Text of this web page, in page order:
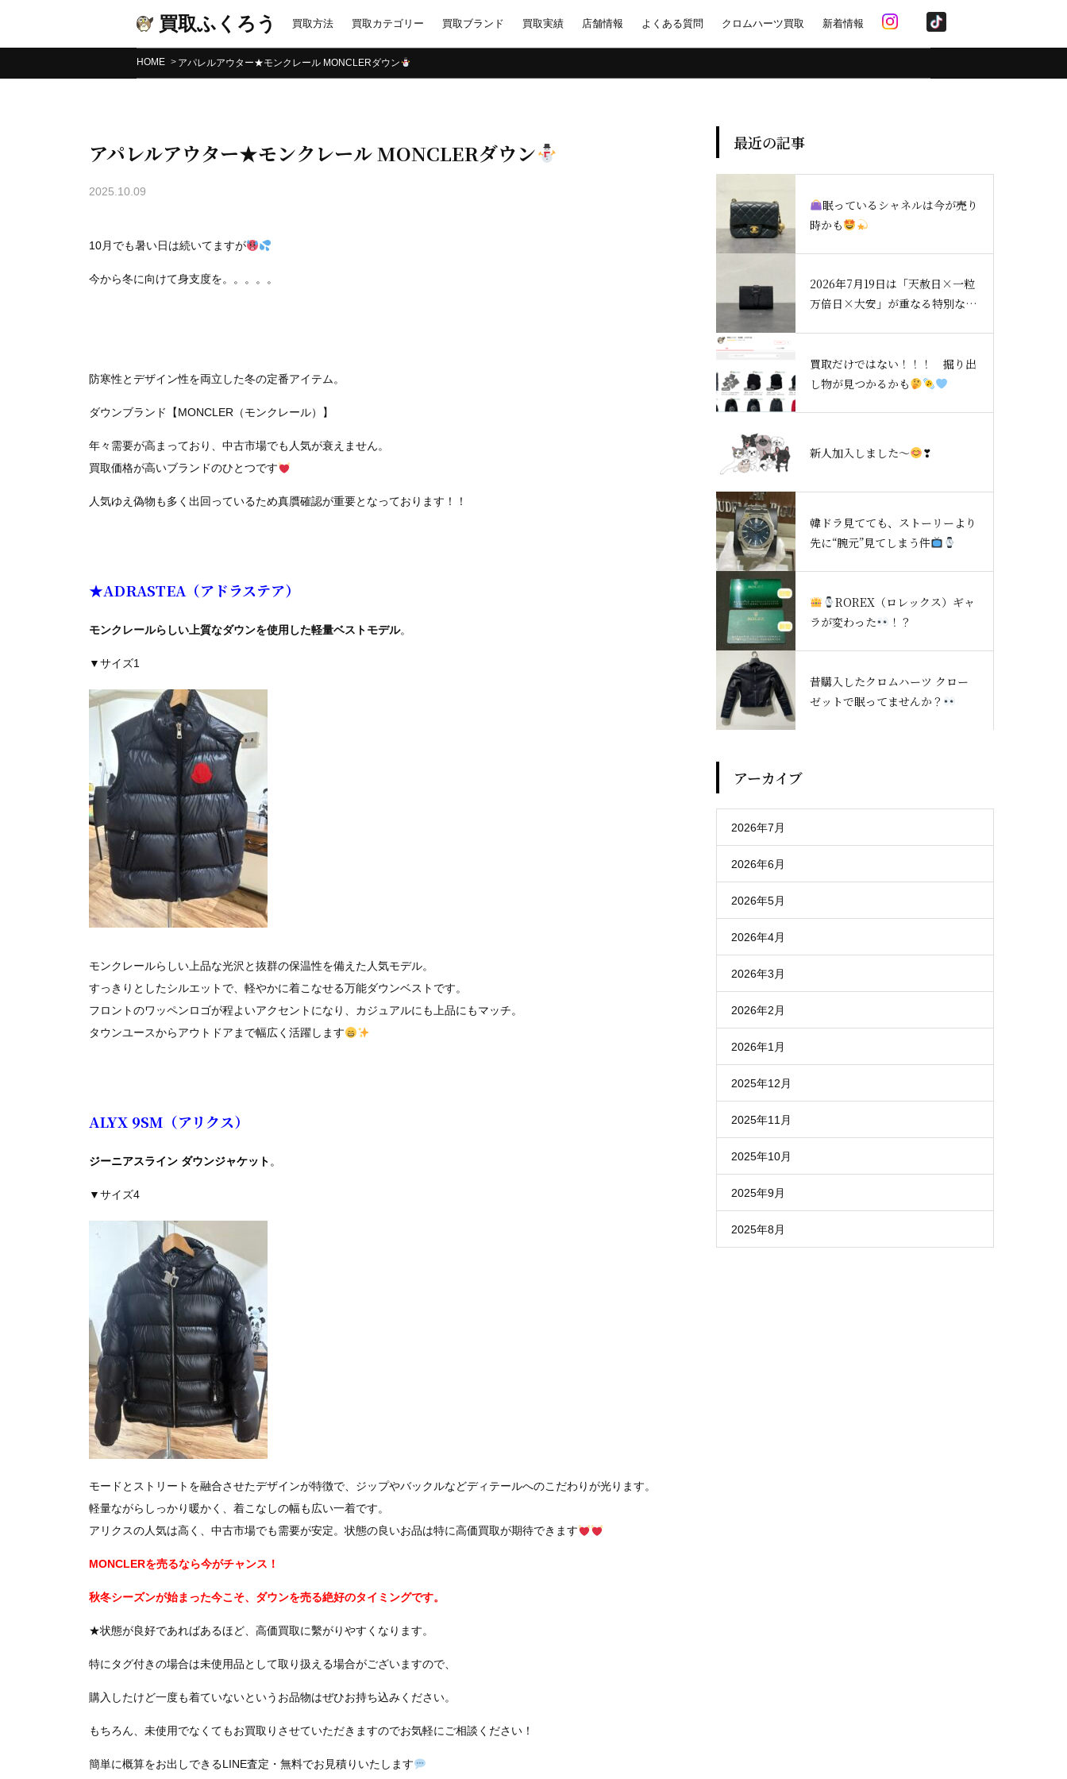
買取ふくろう 買取方法 買取カテゴリー 買取ブランド 買取実績 店舗情報 よくある質問 クロムハーツ買取 新着情報
HOME アパレルアウター★モンクレール MONCLERダウン
アパレルアウター★モンクレール MONCLERダウン
2025.10.09
10月でも暑い日は続いてますが
今から冬に向けて身支度を。。。。。
防寒性とデザイン性を両立した冬の定番アイテム。
ダウンブランド【MONCLER（モンクレール）】
年々需要が高まっており、中古市場でも人気が衰えません。
買取価格が高いブランドのひとつです
人気ゆえ偽物も多く出回っているため真贋確認が重要となっております！！
★ADRASTEA（アドラステア）
モンクレールらしい上質なダウンを使用した軽量ベストモデル。
▼サイズ1
モンクレールらしい上品な光沢と抜群の保温性を備えた人気モデル。
すっきりとしたシルエットで、軽やかに着こなせる万能ダウンベストです。
フロントのワッペンロゴが程よいアクセントになり、カジュアルにも上品にもマッチ。
タウンユースからアウトドアまで幅広く活躍します
ALYX 9SM（アリクス）
ジーニアスライン ダウンジャケット 。
▼サイズ4
モードとストリートを融合させたデザインが特徴で、ジップやバックルなどディテールへのこだわりが光ります。
軽量ながらしっかり暖かく、着こなしの幅も広い一着です。
アリクスの人気は高く、中古市場でも需要が安定。状態の良いお品は特に高価買取が期待できます
MONCLERを売るなら今がチャンス！
秋冬シーズンが始まった今こそ、ダウンを売る絶好のタイミングです。
★状態が良好であればあるほど、高価買取に繫がりやすくなります。
特にタグ付きの場合は未使用品として取り扱える場合がございますので、
購入したけど一度も着ていないというお品物はぜひお持ち込みください。
もちろん、未使用でなくてもお買取りさせていただきますのでお気軽にご相談ください！
簡単に概算をお出しできるLINE査定・無料でお見積りいたします
最近の記事
眠っているシャネルは今が売り
時かも
2026年7月19日は「天赦日×一粒
万倍日×大安」が重なる特別な開
買取だけではない！！！ 掘り出
し物が見つかるかも
新人加入しました～ ❣
韓ドラ見てても、ストーリーより
先に“腕元”見てしまう件
ROREX（ロレックス）ギャ
ラが変わった
！？
昔購入したクロムハーツ クロー
ゼットで眠ってませんか？
アーカイブ
2026年7月
2026年6月
2026年5月
2026年4月
2026年3月
2026年2月
2026年1月
2025年12月
2025年11月
2025年10月
2025年9月
2025年8月